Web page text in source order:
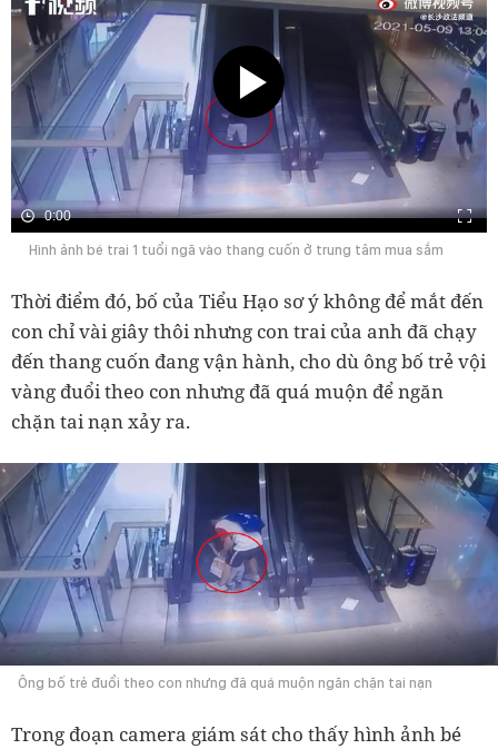
0:00
Hình ảnh bé trai 1 tuổi ngã vào thang cuốn ở trung tâm mua sắm
Thời điểm đó, bố của Tiểu Hạo sơ ý không để mắt đến
con chỉ vài giây thôi nhưng con trai của anh đã chạy
đến thang cuốn đang vận hành, cho dù ông bố trẻ vội
vàng đuổi theo con nhưng đã quá muộn để ngăn
chặn tai nạn xảy ra.
Ông bố trẻ đuổi theo con nhưng đã quá muộn ngăn chặn tai nạn
Trong đoạn camera giám sát cho thấy hình ảnh bé